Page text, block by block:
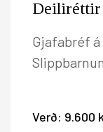
Gjafabréf
Verð: 9.600